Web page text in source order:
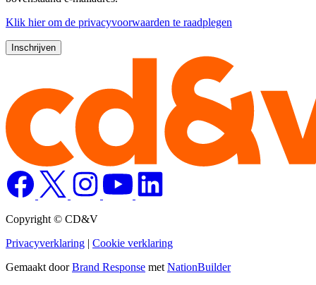
Klik hierom de privacyvoorwaarden te raadplegen
Copyright © CD&V
Privacyverklaring | Cookie verklaring
Gemaakt doorBrand Response met NationBuilder